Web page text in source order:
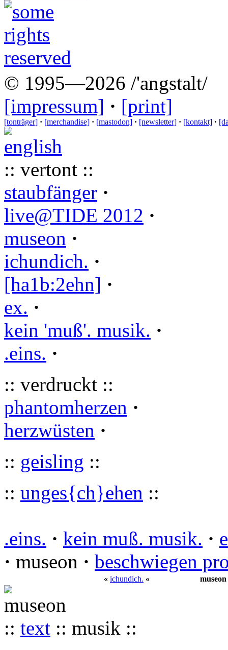
© 1995—2026 /'angstalt/
[impressum] · [print]
[tonträger] · [merchandise] · [mastodon] · [newsletter] · [kontakt] ·
:: vertont ::
staubfänger ·
live@TIDE 2012 ·
museon ·
ichundich. ·
[ha1b:2ehn] ·
ex. ·
kein 'muß'. musik. ·
.eins. ·
:: verdruckt ::
phantomherzen ·
herzwüsten ·
:: geisling ::
:: unges{ch}ehen ::
.eins. · kein muß. musik. ·
· museon · beschwiegen
« ichundich. « museon
:: text :: musik ::